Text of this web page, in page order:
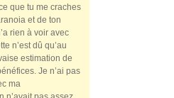
que tu me craches
et de ton
rien à voir avec
n’est dû qu’au
estimation de
Je n’ai pas
ma